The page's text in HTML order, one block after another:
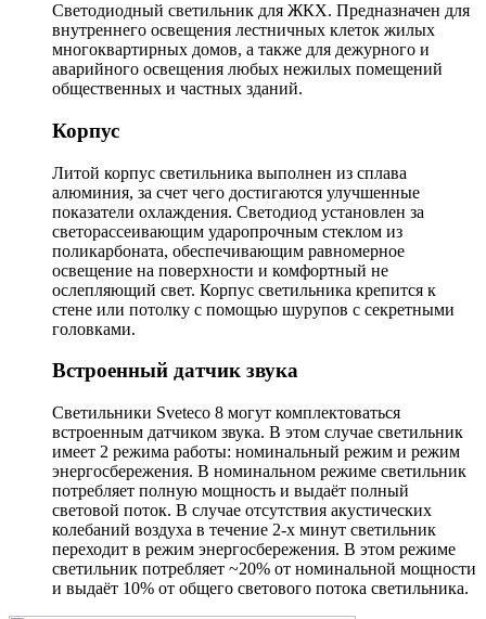
Светодиодный светильник для ЖКХ. Предназначен для
внутреннего освещения лестничных клеток жилых
многоквартирных домов, а также для дежурного и
аварийного освещения любых нежилых помещений
общественных и частных зданий.
Корпус
Литой корпус светильника выполнен из сплава
алюминия, за счет чего достигаются улучшенные
показатели охлаждения. Светодиод установлен за
светорассеивающим ударопрочным стеклом из
поликарбоната, обеспечивающим равномерное
освещение на поверхности и комфортный не
ослепляющий свет. Корпус светильника крепится к
стене или потолку с помощью шурупов с секретными
головками.
Встроенный датчик звука
Светильники Sveteco 8 могут комплектоваться
встроенным датчиком звука. В этом случае светильник
имеет 2 режима работы: номинальный режим и режим
энергосбережения. В номинальном режиме светильник
потребляет полную мощность и выдаёт полный
световой поток. В случае отсутствия акустических
колебаний воздуха в течение 2-х минут светильник
переходит в режим энергосбережения. В этом режиме
светильник потребляет ~20% от номинальной мощности
и выдаёт 10% от общего светового потока светильника.